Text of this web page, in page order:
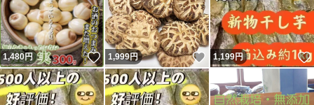
1,480円 いいね！
1,999円 いいね！
1,199円